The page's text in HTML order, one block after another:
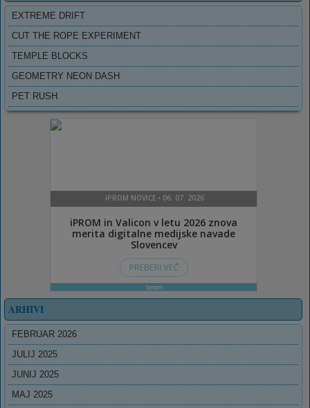
EXTREME DRIFT
CUT THE ROPE EXPERIMENT
TEMPLE BLOCKS
GEOMETRY NEON DASH
PET RUSH
ARHIVI
FEBRUAR 2026
JULIJ 2025
JUNIJ 2025
MAJ 2025